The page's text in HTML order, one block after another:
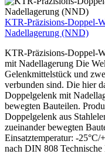
KTR-Präzisions-Doppel-
Nadellagerung (NND)
KTR-Präzisions-Doppel-
mit Nadellagerung Die
Gelenkmittelstück und
verbunden sind. Die hier
Doppelgelenk mit
bewegten Bauteilen.
Doppelgelenk aus
zueinander bewegten
Einsatztemperatur: -
nach DIN 808 Technische